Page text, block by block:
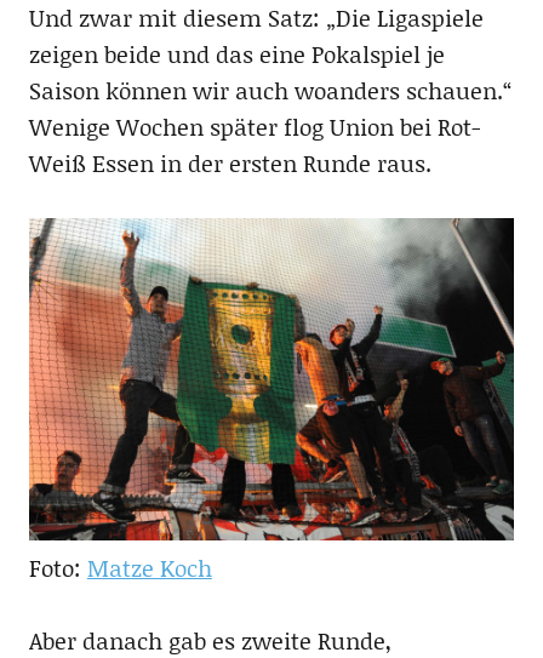
Und zwar mit diesem Satz: „Die Ligaspiele
zeigen beide und das eine Pokalspiel je
Saison können wir auch woanders schauen.“
Wenige Wochen später flog Union bei Rot-
Weiß Essen in der ersten Runde raus.
Foto: Matze Koch
Aber danach gab es zweite Runde,